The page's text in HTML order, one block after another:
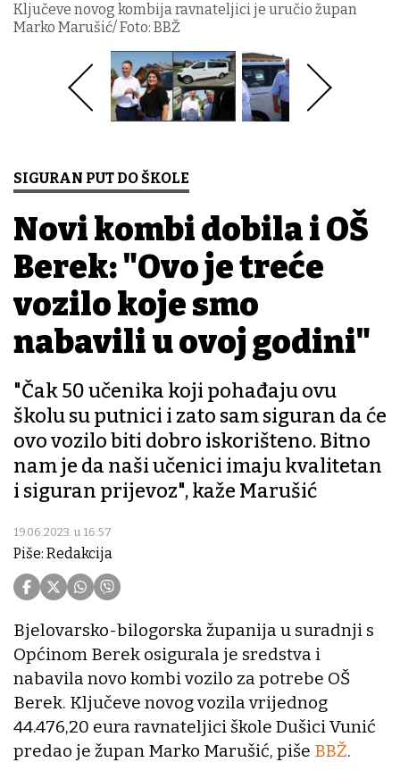
Ključeve novog kombija ravnateljici je uručio župan
Marko Marušić/ Foto: BBŽ
SIGURAN PUT DO ŠKOLE
Novi kombi dobila i OŠ
Berek: "Ovo je treće
vozilo koje smo
nabavili u ovoj godini"
"Čak 50 učenika koji pohađaju ovu
školu su putnici i zato sam siguran da će
ovo vozilo biti dobro iskorišteno. Bitno
nam je da naši učenici imaju kvalitetan
i siguran prijevoz", kaže Marušić
19.06.2023. u 16:57
Piše: Redakcija
Bjelovarsko-bilogorska županija u suradnji s
Općinom Berek osigurala je sredstva i
nabavila novo kombi vozilo za potrebe OŠ
Berek. Ključeve novog vozila vrijednog
44.476,20 eura ravnateljici škole Dušici Vunić
predao je župan Marko Marušić, piše BBŽ.